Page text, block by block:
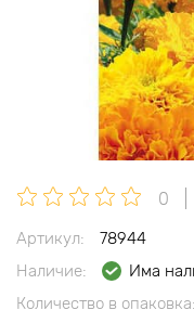
0
Артикул:
78944
Наличие:
Има
Количество в опаковка: